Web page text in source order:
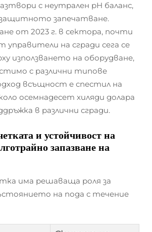
с неутрален pH баланс,
защитното запечатване.
от 2023 г. в сектора, почти
управители на сгради сега се
използването на оборудване,
с различни типове
всъщност е спестил на
осемнадесет хиляди долара
в различни сгради.
и устойчивост на
запазване на
има решаваща роля за
на пода с течение